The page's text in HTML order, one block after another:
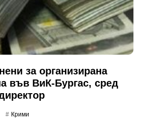
за организирана
във ВиК-Бургас, сред
Крими